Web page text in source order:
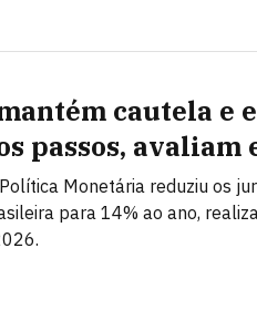
cautela e
passos, avaliam
Monetária reduziu os
para 14% ao ano,